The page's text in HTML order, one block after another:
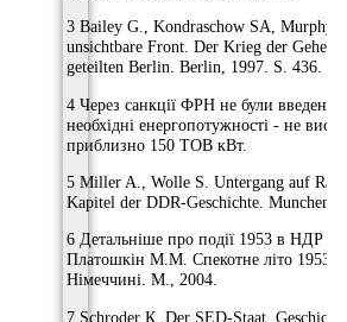
3 Bailey G., Kondraschow SA, Murphy
unsichtbare Front. Der Krieg der
geteilten Berlin. Berlin, 1997. S. 436.
4 Через санкції ФРН не були введені
необхідні енергопотужності - не
приблизно 150 ТОВ кВт.
5 Miller A., ​​Wolle S. Untergang auf
Kapitel der DDR-Geschichte. Munchen,
6 Детальніше про події 1953 в НДР
Платошкін М.М. Спекотне літо 1953
Німеччині. М., 2004.
7 Schroder К. Der SED-Staat.